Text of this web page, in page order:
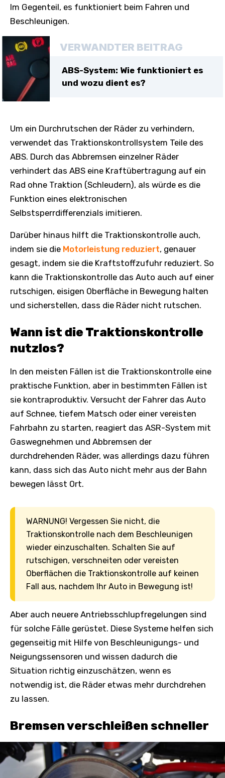
Im Gegenteil, es funktioniert beim Fahren und
Beschleunigen.
VERWANDTER BEITRAG
ABS-System: Wie funktioniert es
und wozu dient es?
Um ein Durchrutschen der Räder zu verhindern,
verwendet das Traktionskontrollsystem Teile des
ABS. Durch das Abbremsen einzelner Räder
verhindert das ABS eine Kraftübertragung auf ein
Rad ohne Traktion (Schleudern), als würde es die
Funktion eines elektronischen
Selbstsperrdifferenzials imitieren.
Darüber hinaus hilft die Traktionskontrolle auch,
indem sie die Motorleistung reduziert, genauer
gesagt, indem sie die Kraftstoffzufuhr reduziert. So
kann die Traktionskontrolle das Auto auch auf einer
rutschigen, eisigen Oberfläche in Bewegung halten
und sicherstellen, dass die Räder nicht rutschen.
Wann ist die Traktionskontrolle
nutzlos?
In den meisten Fällen ist die Traktionskontrolle eine
praktische Funktion, aber in bestimmten Fällen ist
sie kontraproduktiv. Versucht der Fahrer das Auto
auf Schnee, tiefem Matsch oder einer vereisten
Fahrbahn zu starten, reagiert das ASR-System mit
Gaswegnehmen und Abbremsen der
durchdrehenden Räder, was allerdings dazu führen
kann, dass sich das Auto nicht mehr aus der Bahn
bewegen lässt Ort.
WARNUNG! Vergessen Sie nicht, die
Traktionskontrolle nach dem Beschleunigen
wieder einzuschalten. Schalten Sie auf
rutschigen, verschneiten oder vereisten
Oberflächen die Traktionskontrolle auf keinen
Fall aus, nachdem Ihr Auto in Bewegung ist!
Aber auch neuere Antriebsschlupfregelungen sind
für solche Fälle gerüstet. Diese Systeme helfen sich
gegenseitig mit Hilfe von Beschleunigungs- und
Neigungssensoren und wissen dadurch die
Situation richtig einzuschätzen, wenn es
notwendig ist, die Räder etwas mehr durchdrehen
zu lassen.
Bremsen verschleißen schneller